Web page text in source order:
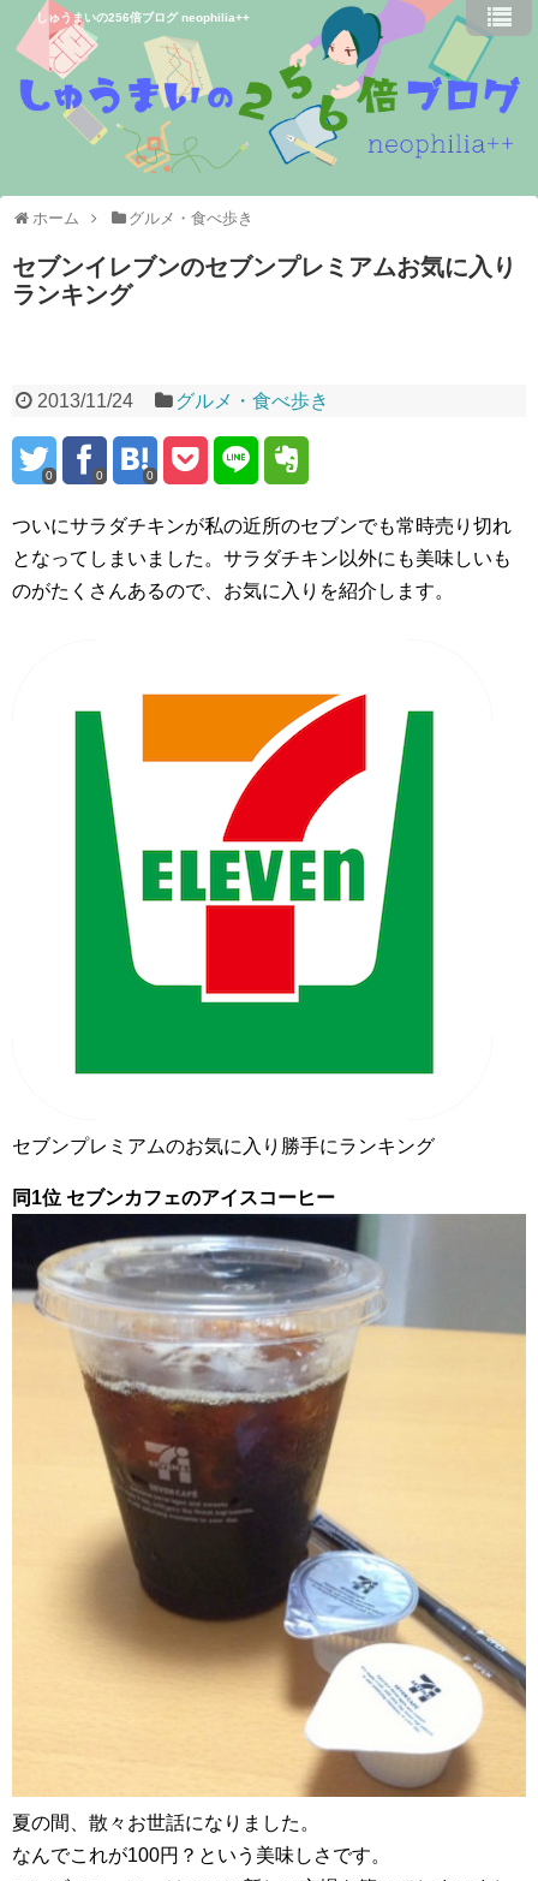
しゅうまいの256倍ブログ neophilia++
ホーム グルメ・食べ歩き
セブンイレブンのセブンプレミアムお気に入り
ランキング
2013/11/24 グルメ・食べ歩き
0 0 0
ついにサラダチキンが私の近所のセブンでも常時売り切れ
となってしまいました。サラダチキン以外にも美味しいも
のがたくさんあるので、お気に入りを紹介します。
セブンプレミアムのお気に入り勝手にランキング
同1位 セブンカフェのアイスコーヒー
夏の間、散々お世話になりました。
なんでこれが100円？という美味しさです。